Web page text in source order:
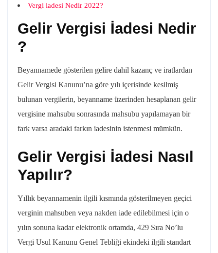
Vergi iadesi Nedir 2022?
Gelir Vergisi İadesi Nedir
?
Beyannamede gösterilen gelire dahil kazanç ve iratlardan
Gelir Vergisi Kanunu’na göre yılı içerisinde kesilmiş
bulunan vergilerin, beyanname üzerinden hesaplanan gelir
vergisine mahsubu sonrasında mahsubu yapılamayan bir
fark varsa aradaki farkın iadesinin istenmesi mümkün.
Gelir Vergisi İadesi Nasıl
Yapılır?
Yıllık beyannamenin ilgili kısmında gösterilmeyen geçici
verginin mahsuben veya nakden iade edilebilmesi için o
yılın sonuna kadar elektronik ortamda, 429 Sıra No’lu
Vergi Usul Kanunu Genel Tebliği ekindeki ilgili standart